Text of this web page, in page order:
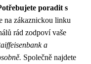
poradit s
na zákaznickou linku
rád zodpoví vaše
a
Společně najdete